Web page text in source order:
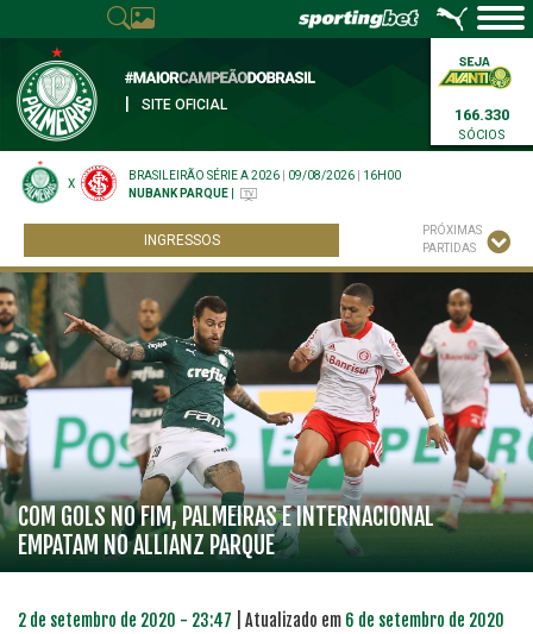
SITE OFICIAL
166.330
SÓCIOS
X
BRASILEIRÃO SÉRIE A 2026 09/08/2026
16H00
NUBANK PARQUE
INGRESSOS
PRÓXIMAS
PARTIDAS
COM GOLS NO FIM, PALMEIRAS E INTERNACIONAL
EMPATAM NO ALLIANZ PARQUE
2 de setembro de 2020 - 23:47 | Atualizado em 6 de setembro de 2020